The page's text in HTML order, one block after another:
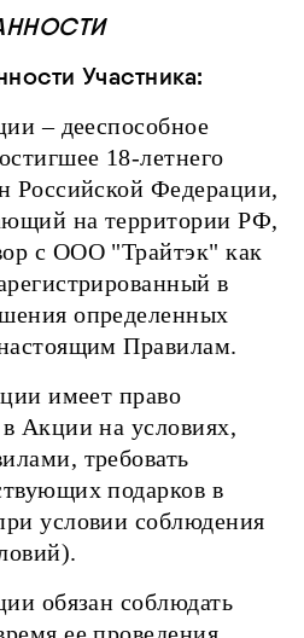
Участника:
– дееспособное
18-летнего
Российской Федерации,
на территории РФ,
с ООО "Трайтэк" как
в
определенных
Правилам.
имеет право
Акции на условиях,
требовать
подарков в
условии соблюдения
обязан соблюдать